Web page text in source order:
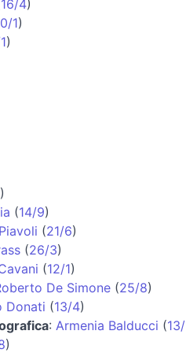
16/4)
1)
)
)
(14/9)
(21/6)
(26/3)
(12/1)
De Simone (25/8)
Donati (13/4)
: Armenia Balducci (
)